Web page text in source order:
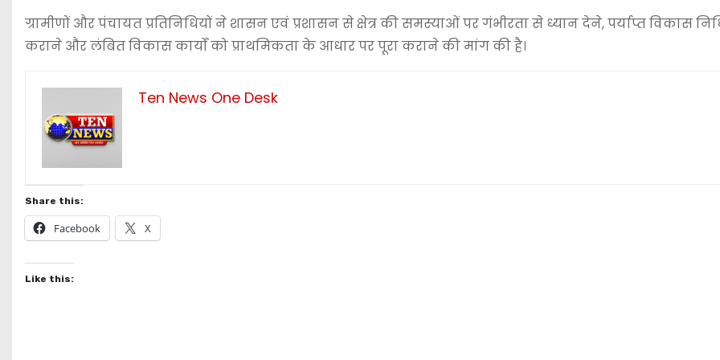
ग्रामीणों और पंचायत प्रतिनिधियों ने शासन एवं प्रशासन से क्षेत्र की समस्याओं पर गंभीरता से ध्यान देने, पर्याप्त विकास
कराने और लंबित विकास कार्यों को प्राथमिकता के आधार पर पूरा कराने की मांग की है।
Ten News One Desk
Share this:
Facebook X
Like this: